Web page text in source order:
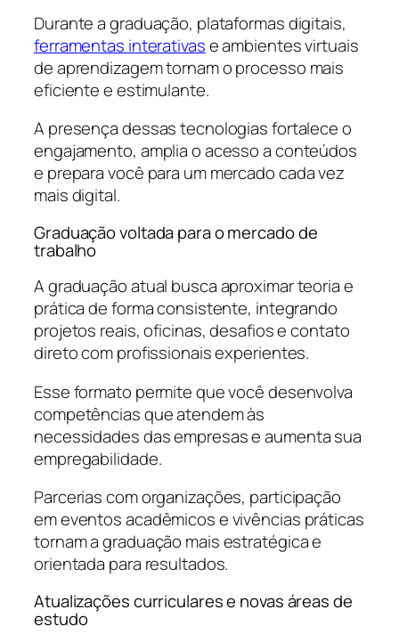
Durante a graduação, plataformas digitais,
ferramentas interativase ambientes virtuais
de aprendizagem tornam o processo mais
eficiente e estimulante.
A presença dessas tecnologias fortalece o
engajamento, amplia o acesso a conteúdos
e prepara você para um mercado cada vez
mais digital.
Graduação voltada para o mercado de
trabalho
A graduação atual busca aproximar teoria e
prática de forma consistente, integrando
projetos reais, oficinas, desafios e contato
direto com profissionais experientes.
Esse formato permite que você desenvolva
competências que atendem às
necessidades das empresas e aumenta sua
empregabilidade.
Parcerias com organizações, participação
em eventos acadêmicos e vivências práticas
tornam a graduação mais estratégica e
orientada para resultados.
Atualizações curriculares e novas áreas de
estudo